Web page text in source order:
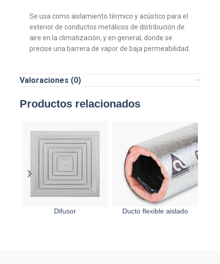
Se usa como aislamiento térmico y acústico para el
exterior de conductos metálicos de distribución de
aire en la climatización, y en general, donde se
precise una barrera de vapor de baja permeabilidad.
Valoraciones (0)
Productos relacionados
Difusor Ducto flexible aislado